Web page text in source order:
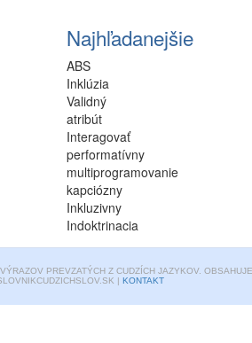
Najhľadanejšie
ABS
Inklúzia
Validný
atribút
Interagovať
performatívny
multiprogramovanie
kapciózny
Inkluzivny
Indoktrinacia
PREVZATÝCH Z CUDZÍCH JAZYKOV.
| KONTAKT